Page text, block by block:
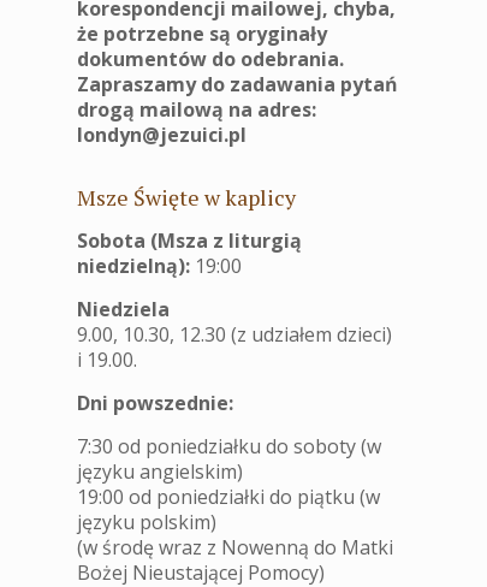
korespondencji mailowej, chyba,
że potrzebne są oryginały
dokumentów do odebrania.
Zapraszamy do zadawania pytań
drogą mailową na adres:
londyn@jezuici.pl
Msze Święte w kaplicy
Sobota (Msza z liturgią
niedzielną): 19:00
Niedziela
9.00, 10.30, 12.30 (z udziałem dzieci)
i 19.00.
Dni powszednie:
7:30 od poniedziałku do soboty (w
języku angielskim)
19:00 od poniedziałki do piątku (w
języku polskim)
(w środę wraz z Nowenną do Matki
Bożej Nieustającej Pomocy)